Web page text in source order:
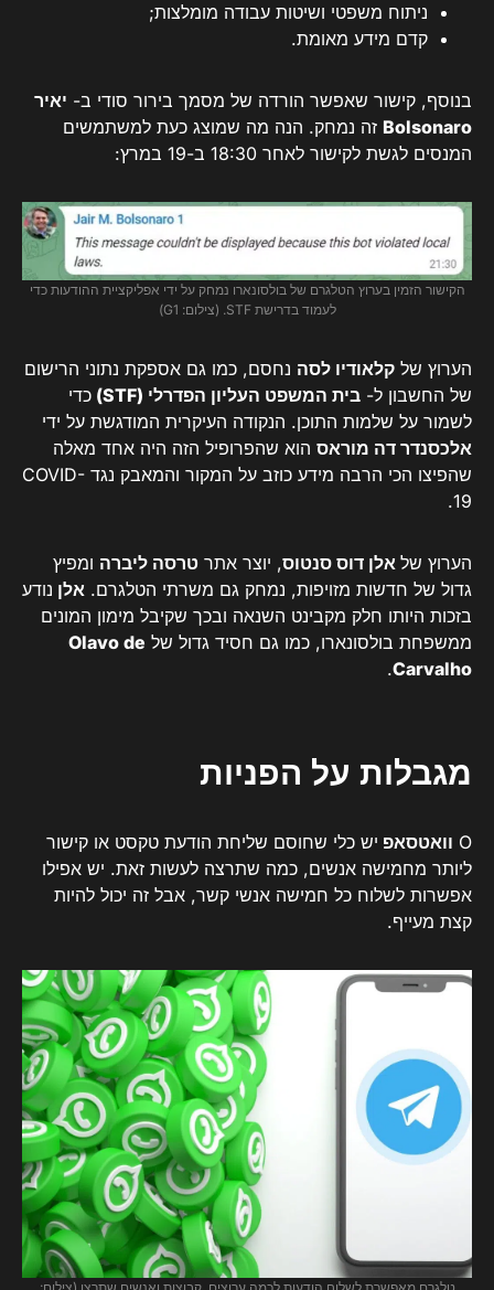
ניתוח משפטי ושיטות עבודה מומלצות;
קדם מידע מאומת.
בנוסף, קישור שאפשר הורדה של מסמך בירור סודי ב- יאיר
Bolsonaro זה נמחק. הנה מה שמוצג כעת למשתמשים
המנסים לגשת לקישור לאחר 18:30 ב-19 במרץ:
הקישור הזמין בערוץ הטלגרם של בולסונארו נמחק על ידי אפליקציית ההודעות כדי
לעמוד בדרישת STF. (צילום: G1)
הערוץ של קלאודיו לסה נחסם, כמו גם אספקת נתוני הרישום
של החשבון ל- בית המשפט העליון הפדרלי (STF)
כדי
לשמור על שלמות התוכן. הנקודה העיקרית המודגשת על ידי
אלכסנדר דה מוראס הוא שהפרופיל הזה היה אחד מאלה
שהפיצו הכי הרבה מידע כוזב על המקור והמאבק נגד COVID-
19.
הערוץ של אלן דוס סנטוס, יוצר אתר טרסה ליברה ומפיץ
גדול של חדשות מזויפות, נמחק גם משרתי הטלגרם. אלן נודע
בזכות היותו חלק מקבינט השנאה ובכך שקיבל מימון המונים
ממשפחת בולסונארו, כמו גם חסיד גדול של Olavo de
Carvalho
.
מגבלות על הפניות
O וואטסאפ יש כלי שחוסם שליחת הודעת טקסט או קישור
ליותר מחמישה אנשים, כמה שתרצה לעשות זאת. יש אפילו
אפשרות לשלוח כל חמישה אנשי קשר, אבל זה יכול להיות
קצת מעייף.